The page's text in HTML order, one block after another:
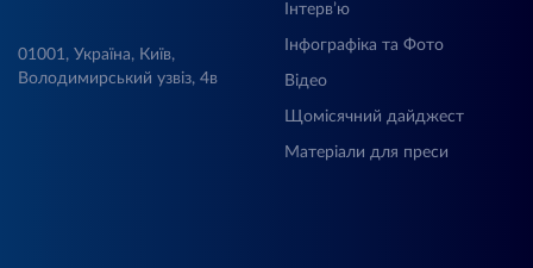
01001, Україна, Київ,
Володимирський узвіз, 4в
Інтерв’ю
Інфографіка та Фото
Відео
Щомісячний дайджест
Матеріали для преси